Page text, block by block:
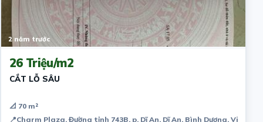
2 năm trước
26 Triệu/m2
CẮT LỖ SÂU
📐 70 m²
📍Charm Plaza, Đường tỉnh 743B, p. Dĩ An, Dĩ An, Bình Dương, Việt